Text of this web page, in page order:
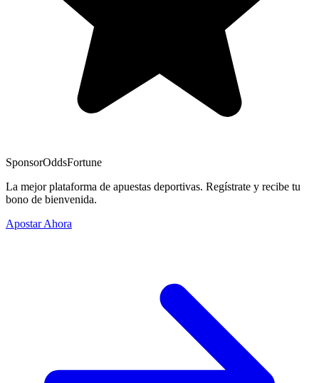
SponsorOddsFortune
La mejor plataforma de apuestas deportivas. Regístrate y recibe tu
bono de bienvenida.
Apostar Ahora